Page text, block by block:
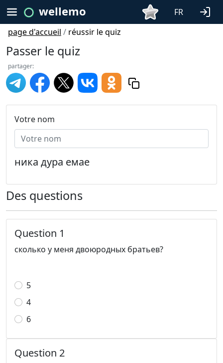
wellemo
FR
page d'accueil / réussir le quiz
Passer le quiz
partager:
Votre nom
ника дура емае
Des questions
Question 1
сколько у меня двоюродных братьев?
5
4
6
Question 2